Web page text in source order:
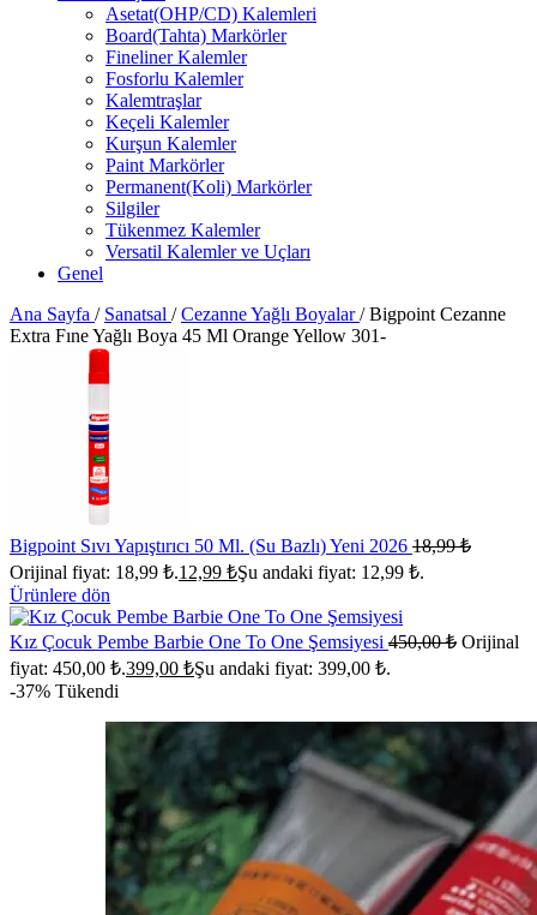
Asetat(OHP/CD) Kalemleri
Board(Tahta) Markörler
Fineliner Kalemler
Fosforlu Kalemler
Kalemtraşlar
Keçeli Kalemler
Kurşun Kalemler
Paint Markörler
Permanent(Koli) Markörler
Silgiler
Tükenmez Kalemler
Versatil Kalemler ve Uçları
Genel
Ana Sayfa / Sanatsal / Cezanne Yağlı Boyalar/ Bigpoint Cezanne
Extra Fıne Yağlı Boya 45 Ml Orange Yellow 301-
Bigpoint Sıvı Yapıştırıcı 50 Ml. (Su Bazlı) Yeni 2026 18,99₺
Orijinal fiyat: 18,99 ₺.12,99 ₺Şu andaki fiyat: 12,99 ₺.
Ürünlere dön
Kız Çocuk Pembe Barbie One To One Şemsiyesi 450,00₺ Orijinal
fiyat: 450,00 ₺.399,00 ₺Şu andaki fiyat: 399,00 ₺.
-37% Tükendi